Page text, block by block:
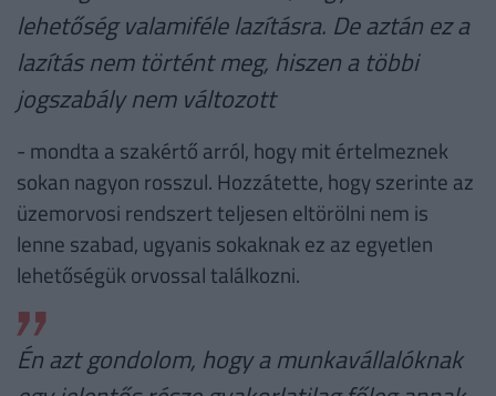
lehetőség valamiféle lazításra. De aztán ez a
lazítás nem történt meg, hiszen a többi
jogszabály nem változott
- mondta a szakértő arról, hogy mit értelmeznek
sokan nagyon rosszul. Hozzátette, hogy szerinte az
üzemorvosi rendszert teljesen eltörölni nem is
lenne szabad, ugyanis sokaknak ez az egyetlen
lehetőségük orvossal találkozni.
Én azt gondolom, hogy a munkavállalóknak